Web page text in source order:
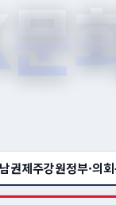
권제주강원정부·의회